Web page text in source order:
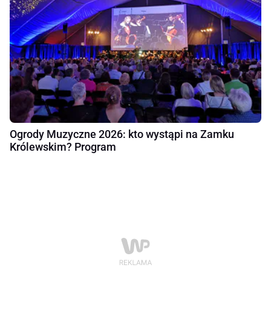
Ogrody Muzyczne 2026: kto wystąpi na Zamku
Królewskim? Program